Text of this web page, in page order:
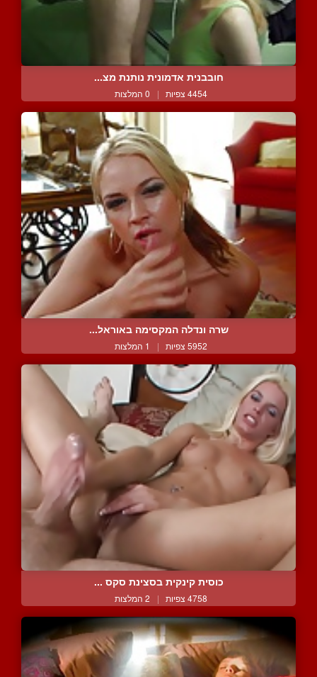
חובבנית אדמונית נותנת מצ...
4454 צפיות | 0 המלצות
שרה ונדלה המקסימה באוראל...
5952 צפיות | 1 המלצות
כוסית קינקית בסצינת סקס ...
4758 צפיות | 2 המלצות